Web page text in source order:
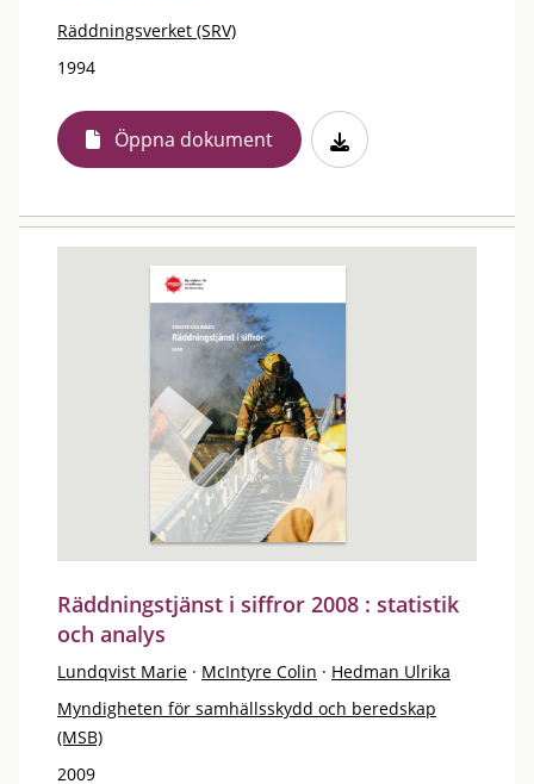
Räddningsverket (SRV)
1994
Öppna dokument
Räddningstjänst i siffror 2008 : statistik
och analys
Lundqvist Marie · McIntyre Colin · Hedman Ulrika
Myndigheten för samhällsskydd och beredskap
(MSB)
2009